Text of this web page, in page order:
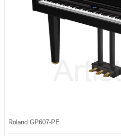
Roland GP607-PE